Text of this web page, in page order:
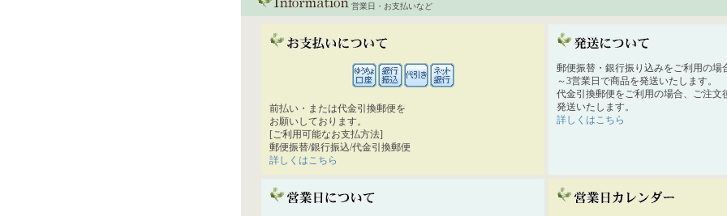
営業日・お支払いなど
前払い・または代金引換郵便を
お願いしております。
[ご利用可能なお支払方法]
郵便振替/銀行振込/代金引換郵便
詳しくはこちら
郵便振替・銀行振り込みをご利用の場
～3営業日で商品を発送いたします。
代金引換郵便をご利用の場合、ご注文
発送いたします。
詳しくはこちら